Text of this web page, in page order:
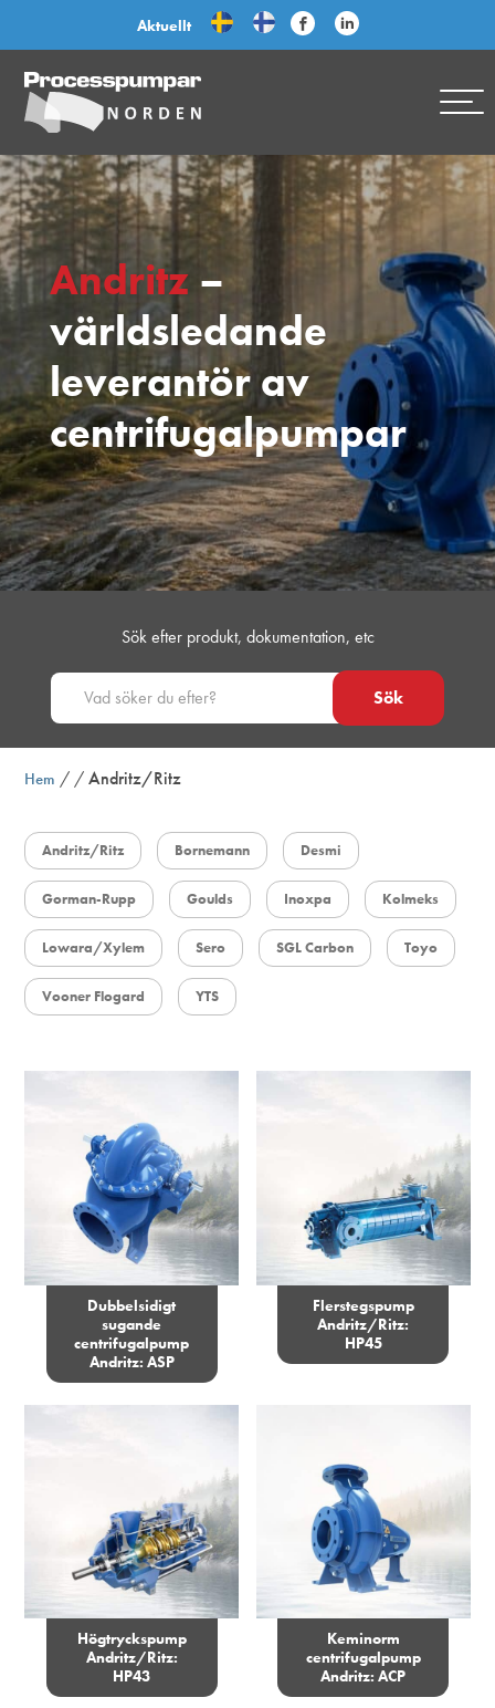
Aktuellt
Andritz–
världsledande
leverantör av
centrifugalpumpar
Sök efter produkt, dokumentation, etc
Sök
Hem / /Andritz/Ritz
Andritz/Ritz Bornemann Desmi
Gorman-Rupp Goulds Inoxpa Kolmeks
Lowara/Xylem Sero SGL Carbon Toyo
Vooner Flogard YTS
Dubbelsidigt
sugande
centrifugalpump
Andritz: ASP
Flerstegspump
Andritz/Ritz:
HP45
Högtryckspump
Andritz/Ritz:
HP43
Keminorm
centrifugalpump
Andritz: ACP